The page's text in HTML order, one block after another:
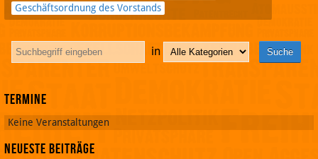
Geschäftsordnung des Vorstands
in
Termine
Keine Veranstaltungen
Neueste Beiträge